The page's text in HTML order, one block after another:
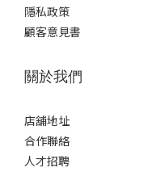
隱私政策
顧客意見書
關於我們
店舖地址
合作聯絡
人才招聘